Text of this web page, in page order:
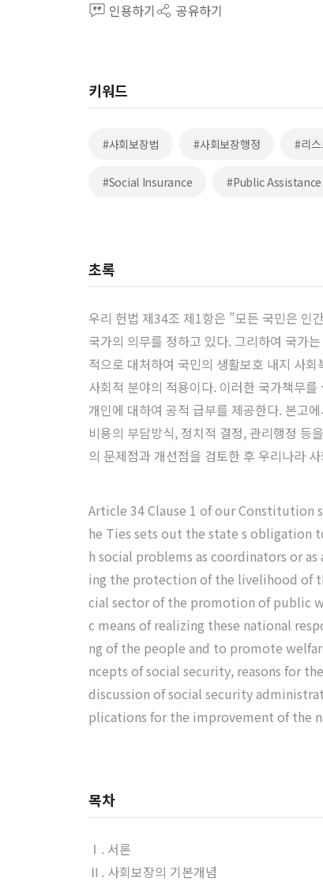
인용하기 공유하기
키워드
#사회보장법 #사회보장행정 #리
#Social Insurance #Public Assistance
초록
우리 헌법 제34조 제1항은 ”모든 국민은 인
국가의 의무를 정하고 있다. 그리하여 국가
적으로 대처하여 국민의 생활보호 내지 사
사회적 분야의 적용이다. 이러한 국가책무
개인에 대하여 공적 급부를 제공한다. 본고
비용의 부담방식, 정치적 결정, 관리행정 등
의 문제점과 개선점을 검토한 후 우리나라
Article 34 Clause 1 of our Constitution
he Ties sets out the state s obligation
h social problems as coordinators or
ing the protection of the livelihood of
cial sector of the promotion of public
c means of realizing these national
ng of the people and to promote
ncepts of social security, reasons for
discussion of social security
plications for the improvement of the
목차
Ⅰ. 서론
Ⅱ. 사회보장의 기본개념